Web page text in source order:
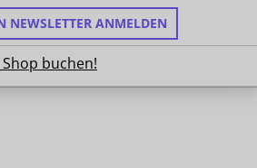
NEWSLETTER ANMELDEN
buchen!
im Shop buchen!